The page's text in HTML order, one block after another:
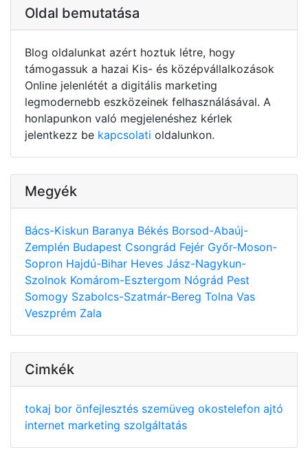
Oldal bemutatása
Blog oldalunkat azért hoztuk létre, hogy
támogassuk a hazai Kis- és középvállalkozások
Online jelenlétét a digitális marketing
legmodernebb eszközeinek felhasználásával. A
honlapunkon való megjelenéshez kérlek
jelentkezz be kapcsolati oldalunkon.
Megyék
Bács-Kiskun Baranya Békés Borsod-Abaúj-
Zemplén Budapest Csongrád Fejér Győr-Moson-
Sopron Hajdú-Bihar Heves Jász-Nagykun-
Szolnok Komárom-Esztergom Nógrád Pest
Somogy Szabolcs-Szatmár-Bereg Tolna Vas
Veszprém Zala
Cimkék
tokaj bor önfejlesztés szemüveg okostelefon ajtó
internet marketing szolgáltatás